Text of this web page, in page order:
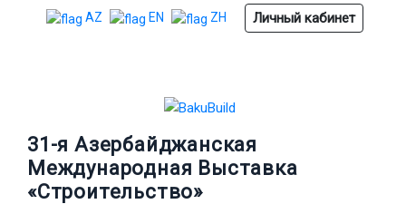
AZ EN ZH Личный кабинет
31-я Азербайджанская
Международная Выставка
«Строительство»